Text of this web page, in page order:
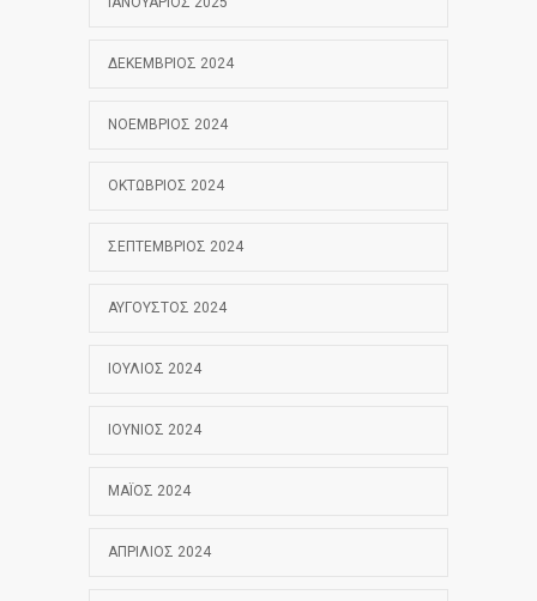
ΔΕΚΈΜΒΡΙΟΣ 2024
ΝΟΈΜΒΡΙΟΣ 2024
ΟΚΤΏΒΡΙΟΣ 2024
ΣΕΠΤΈΜΒΡΙΟΣ 2024
ΑΎΓΟΥΣΤΟΣ 2024
ΙΟΎΛΙΟΣ 2024
ΙΟΎΝΙΟΣ 2024
ΜΆΙΟΣ 2024
ΑΠΡΊΛΙΟΣ 2024